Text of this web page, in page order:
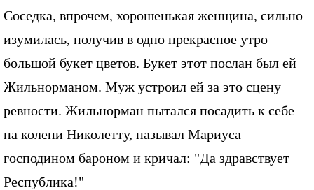
Соседка, впрочем, хорошенькая женщина, сильно
изумилась, получив в одно прекрасное утро
большой букет цветов. Букет этот послан был ей
Жильнорманом. Муж устроил ей за это сцену
ревности. Жильнорман пытался посадить к себе
на колени Николетту, называл Мариуса
господином бароном и кричал: "Да здравствует
Республика!"